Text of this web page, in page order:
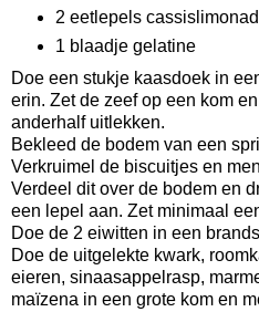
2 eetlepels
1 blaadje gelatine
Doe een stukje kaasdoek in
erin. Zet de zeef op een kom
anderhalf uitlekken.
Bekleed de bodem van een
Verkruimel de biscuitjes en
Verdeel dit over de bodem en
een lepel aan. Zet minimaal
Doe de 2 eiwitten in een
Doe de uitgelekte kwark,
eieren, sinaasappelrasp,
maïzena in een grote kom en